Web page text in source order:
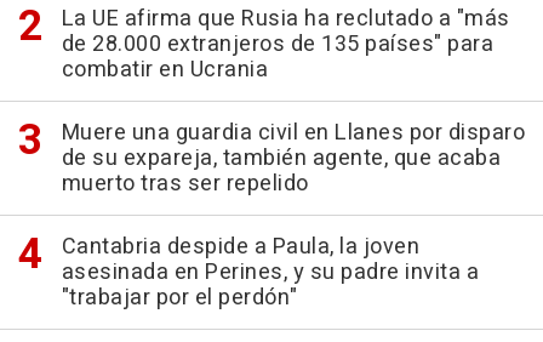
La UE afirma que Rusia ha reclutado a "más
de 28.000 extranjeros de 135 países" para
combatir en Ucrania
Muere una guardia civil en Llanes por disparo
de su expareja, también agente, que acaba
muerto tras ser repelido
Cantabria despide a Paula, la joven
asesinada en Perines, y su padre invita a
"trabajar por el perdón"